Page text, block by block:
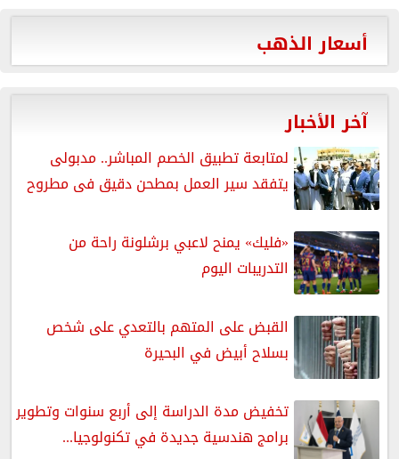
أسعار الذهب
آخر الأخبار
لمتابعة تطبيق الخصم المباشر.. مدبولى
يتفقد سير العمل بمطحن دقيق فى مطروح
«فليك» يمنح لاعبي برشلونة راحة من
التدريبات اليوم
القبض على المتهم بالتعدي على شخص
بسلاح أبيض في البحيرة
تخفيض مدة الدراسة إلى أربع سنوات وتطوير
برامج هندسية جديدة في تكنولوجيا...